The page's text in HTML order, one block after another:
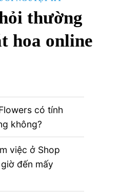
thường
hoa online
có tính
không?
việc ở Shop
đến mấy